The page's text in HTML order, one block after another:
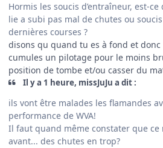
Hormis les soucis d’entraîneur, est-
lie a subi pas mal de chutes ou
dernières courses ?
disons qu quand tu es à fond et
cumules un pilotage pour le moins
position de tombe et/ou casser du
Il y a 1 heure, missJuJu a dit :
ils vont être malades les flamandes
performance de WVA!
Il faut quand même constater que ce
avant... des chutes en trop?